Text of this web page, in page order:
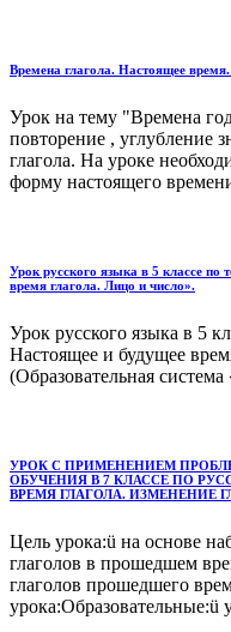
Времена глагола. Настоящее время.
Урок на тему "Времена
повторение , углубление
глагола. На уроке
форму настоящего
Урок русского языка в 5 классе по
время глагола. Лицо и число».
Урок русского языка в 5
Настоящее и будущее
(Образовательная
УРОК С ПРИМЕНЕНИЕМ
ОБУЧЕНИЯ В 7 КЛАССЕ ПО
ВРЕМЯ ГЛАГОЛА. ИЗМЕНЕНИЕ
Цель урока:ü на основе
глаголов в прошедшем
глаголов прошедшего
урока:Образовательные:ü